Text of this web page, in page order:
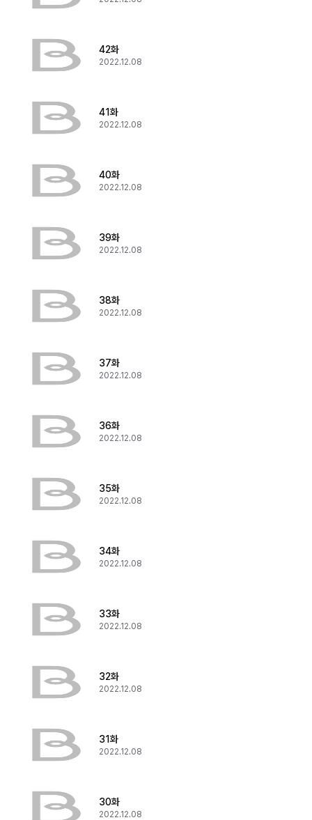
42화
2022.12.08
41화
2022.12.08
40화
2022.12.08
39화
2022.12.08
38화
2022.12.08
37화
2022.12.08
36화
2022.12.08
35화
2022.12.08
34화
2022.12.08
33화
2022.12.08
32화
2022.12.08
31화
2022.12.08
30화
2022.12.08